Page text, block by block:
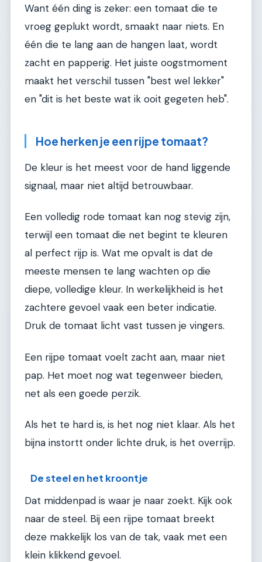
Want één ding is zeker: een tomaat die te
vroeg geplukt wordt, smaakt naar niets. En
één die te lang aan de hangen laat, wordt
zacht en papperig. Het juiste oogstmoment
maakt het verschil tussen "best wel lekker"
en "dit is het beste wat ik ooit gegeten heb".
Hoe herken je een rijpe tomaat?
De kleur is het meest voor de hand liggende
signaal, maar niet altijd betrouwbaar.
Een volledig rode tomaat kan nog stevig zijn,
terwijl een tomaat die net begint te kleuren
al perfect rijp is. Wat me opvalt is dat de
meeste mensen te lang wachten op die
diepe, volledige kleur. In werkelijkheid is het
zachtere gevoel vaak een beter indicatie.
Druk de tomaat licht vast tussen je vingers.
Een rijpe tomaat voelt zacht aan, maar niet
pap. Het moet nog wat tegenweer bieden,
net als een goede perzik.
Als het te hard is, is het nog niet klaar. Als het
bijna instortt onder lichte druk, is het overrijp.
De steel en het kroontje
Dat middenpad is waar je naar zoekt. Kijk ook
naar de steel. Bij een rijpe tomaat breekt
deze makkelijk los van de tak, vaak met een
klein klikkend gevoel.